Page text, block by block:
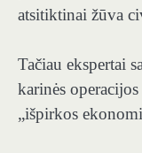
atsitiktinai žūva
Tačiau ekspertai
karinės
„išpirkos